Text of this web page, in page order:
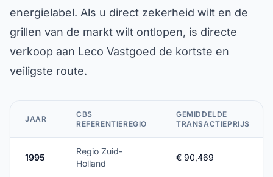
energielabel. Als u direct zekerheid wilt en de
grillen van de markt wilt ontlopen, is directe
verkoop aan Leco Vastgoed de kortste en
veiligste route.
JAAR
CBS
REFERENTIEREGIO
GEMIDDELDE
TRANSACTIEPRIJS
1995
Regio Zuid-
Holland
€ 90,469